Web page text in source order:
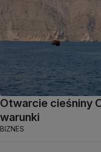
Otwarcie cieśniny
warunki
BIZNES